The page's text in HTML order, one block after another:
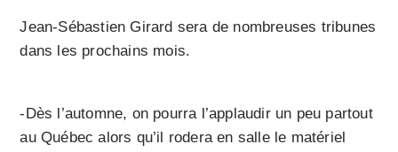
Jean-Sébastien Girard sera de nombreuses tribunes
dans les prochains mois.
-Dès l’automne, on pourra l’applaudir un peu partout
au Québec alors qu’il rodera en salle le matériel